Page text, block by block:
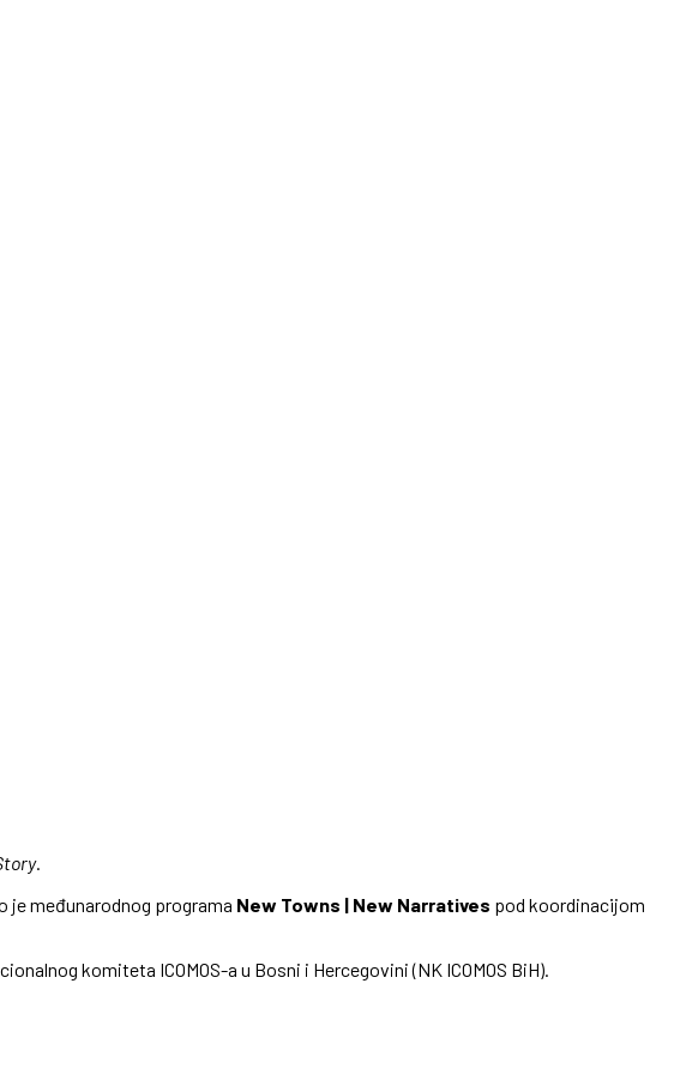
.
je međunarodnog programa New Towns | New Narratives pod koordinacijom
komiteta ICOMOS-a u Bosni i Hercegovini (NK ICOMOS BiH).